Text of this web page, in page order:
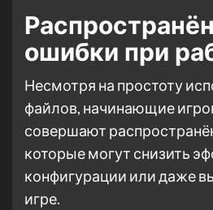
ошибки при
Несмотря на простоту
файлов, начинающие
совершают
которые могут снизить
конфигурации или даже
игре.